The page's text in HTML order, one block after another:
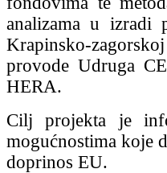
analizama u izradi
Krapinsko-
provode Udruga
HERA.
Cilj projekta je
mogućnostima koje
doprinos EU.